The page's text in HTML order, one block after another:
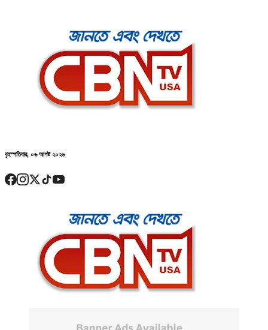
বৃহস্পতিবার, ০৬ আগষ্ট ২০২৬